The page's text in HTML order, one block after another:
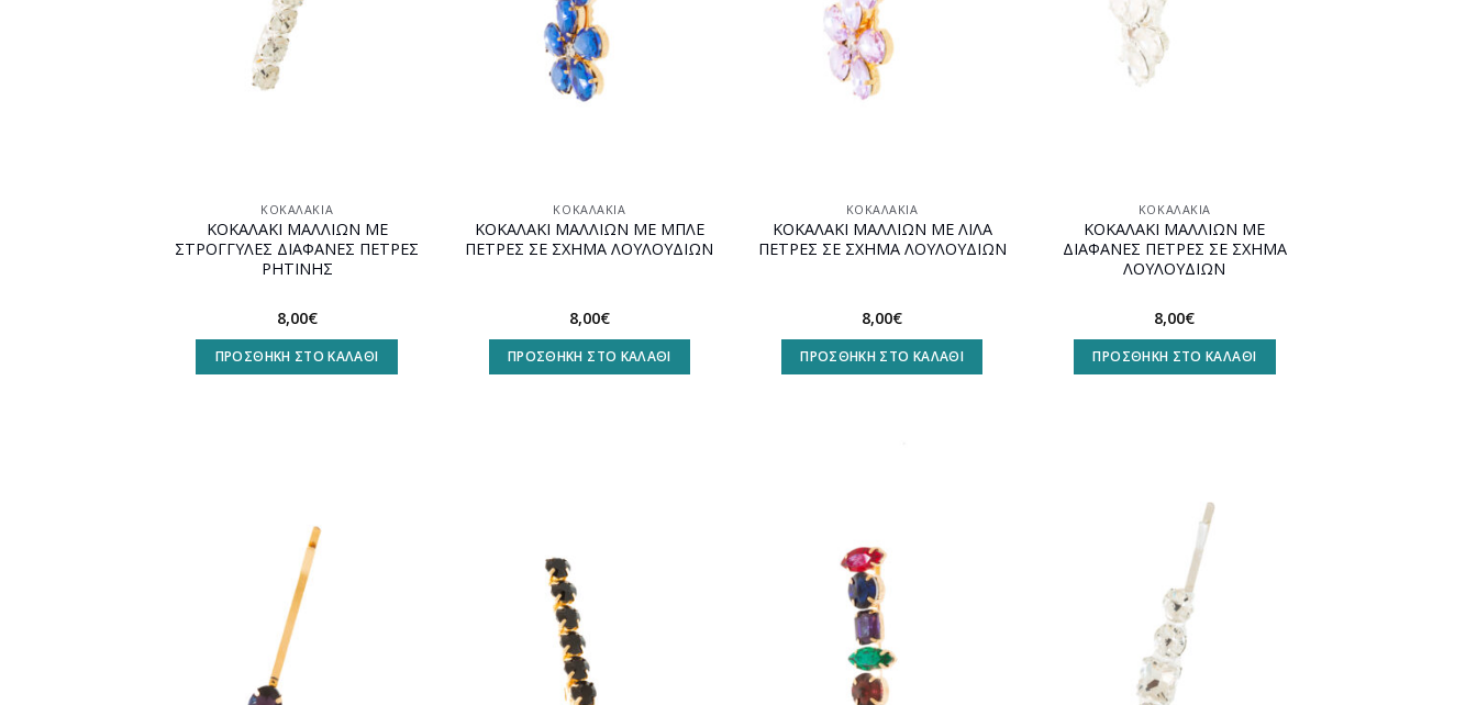
ΚΟΚΑΛΆΚΙΑ
ΚΟΚΑΛΑΚΙ ΜΑΛΛΙΩΝ ΜΕ
ΣΤΡΟΓΓΥΛΕΣ ΔΙΑΦΑΝΕΣ ΠΕΤΡΕΣ
ΡΗΤΙΝΗΣ
8,00€
ΠΡΟΣΘΉΚΗ ΣΤΟ ΚΑΛΆΘΙ
ΚΟΚΑΛΆΚΙΑ
ΚΟΚΑΛΑΚΙ ΜΑΛΛΙΩΝ ΜΕ ΜΠΛΕ
ΠΕΤΡΕΣ ΣΕ ΣΧΗΜΑ ΛΟΥΛΟΥΔΙΩΝ
8,00€
ΠΡΟΣΘΉΚΗ ΣΤΟ ΚΑΛΆΘΙ
ΚΟΚΑΛΆΚΙΑ
ΚΟΚΑΛΑΚΙ ΜΑΛΛΙΩΝ ΜΕ ΛΙΛΑ
ΠΕΤΡΕΣ ΣΕ ΣΧΗΜΑ ΛΟΥΛΟΥΔΙΩΝ
8,00€
ΠΡΟΣΘΉΚΗ ΣΤΟ ΚΑΛΆΘΙ
ΚΟΚΑΛΆΚΙΑ
ΚΟΚΑΛΑΚΙ ΜΑΛΛΙΩΝ ΜΕ
ΔΙΑΦΑΝΕΣ ΠΕΤΡΕΣ ΣΕ ΣΧΗΜΑ
ΛΟΥΛΟΥΔΙΩΝ
8,00€
ΠΡΟΣΘΉΚΗ ΣΤΟ ΚΑΛΆΘΙ